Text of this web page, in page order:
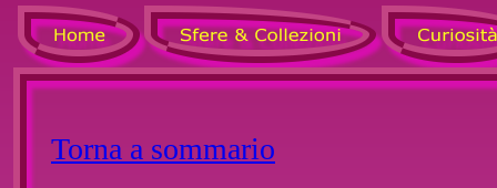
Torna a sommario